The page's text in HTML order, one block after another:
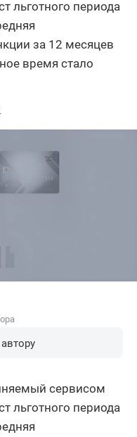
льготного периода
за 12 месяцев
время стало
сервисом
льготного периода